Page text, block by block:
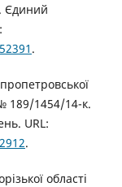
Єдиний
.
189/1454/14-к.
URL:
.
області